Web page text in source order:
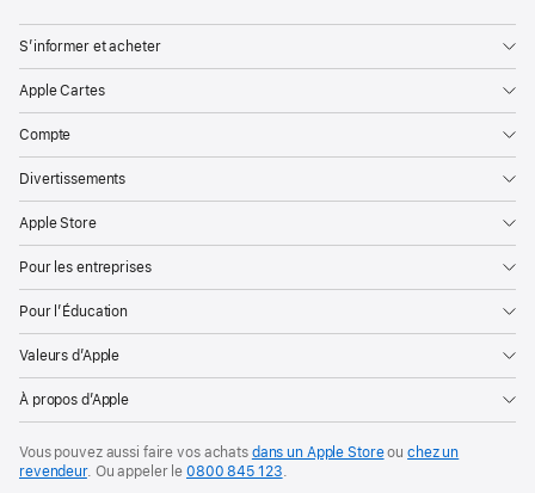
S’informer et acheter
Apple Cartes
Compte
Divertissements
Apple Store
Pour les entreprises
Pour l’Éducation
Valeurs d’Apple
À propos d’Apple
Vous pouvez aussi faire vos achats dans un Apple Storeouchez un
revendeur. Ouappeler le0800 845 123